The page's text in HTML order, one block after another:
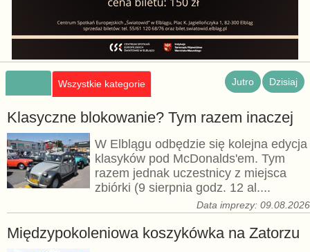
Wszystkie kategorie Dzisiaj
Jutro
Klasyczne blokowanie? Tym razem inaczej
W Elblągu odbędzie się kolejna edycja
klasyków pod McDonalds'em. Tym
razem jednak uczestnicy z miejsca
zbiórki (9 sierpnia godz. 12 al....
Data imprezy: 09.08.2026
Międzypokoleniowa koszykówka na Zatorzu